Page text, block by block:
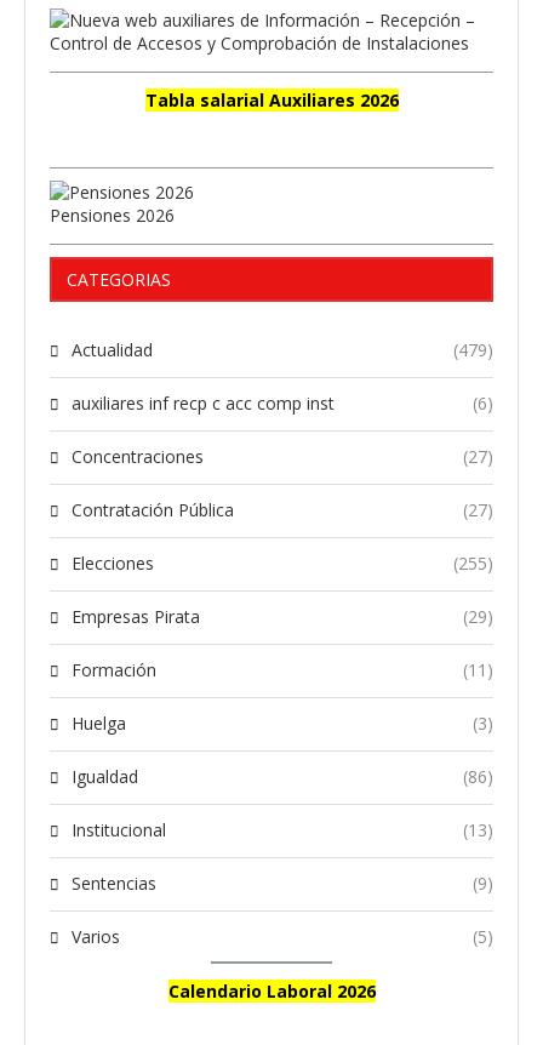
Tabla salarial Auxiliares 2026
Pensiones 2026
CATEGORIAS
Actualidad (479)
auxiliares inf recp c acc comp inst (6)
Concentraciones (27)
Contratación Pública (27)
Elecciones (255)
Empresas Pirata (29)
Formación (11)
Huelga (3)
Igualdad (86)
Institucional (13)
Sentencias (9)
Varios (5)
Calendario Laboral 2026